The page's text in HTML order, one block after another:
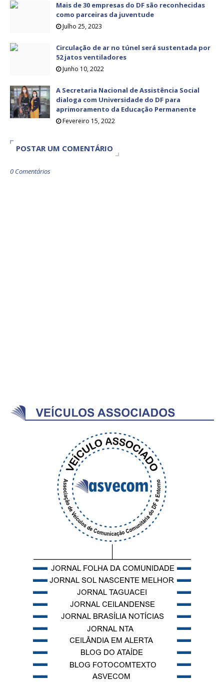
Mais de 30 empresas do DF são reconhecidas
como parceiras da juventude
Julho 25, 2023
Circulação de ar no túnel será sustentada por
52 jatos ventiladores
Junho 10, 2022
A Secretaria Nacional de Assistência Social
dialoga com Universidade do DF para
aprimoramento da Educação Permanente
Fevereiro 15, 2022
POSTAR UM COMENTÁRIO
0 Comentários